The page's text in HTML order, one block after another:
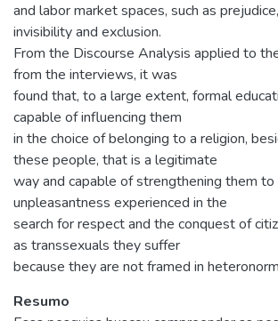
and labor market spaces, such as
invisibility and exclusion.
From the Discourse Analysis applied to
from the interviews, it was
found that, to a large extent, formal
capable of influencing them
in the choice of belonging to a religion,
these people, that is a legitimate
way and capable of strengthening them to
unpleasantness experienced in the
search for respect and the conquest of
as transsexuals they suffer
because they are not framed in
Resumo